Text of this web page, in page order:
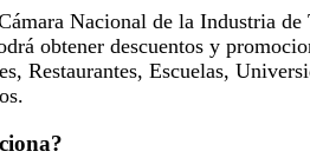
Nacional de la Industria de
obtener descuentos y
Restaurantes, Escuelas,